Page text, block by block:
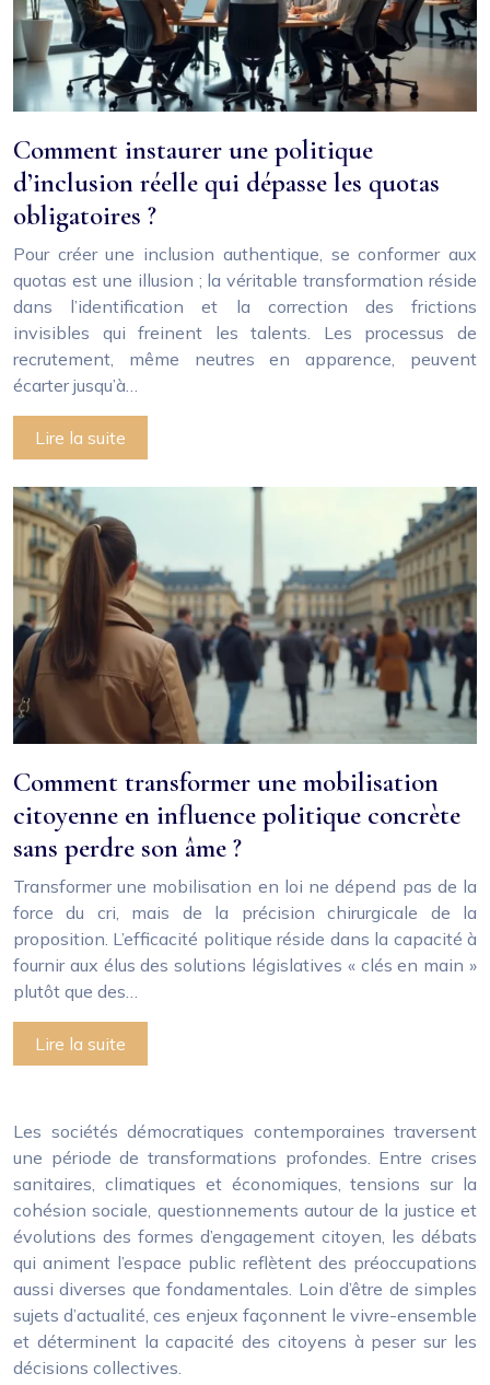
Comment instaurer une politique
d’inclusion réelle qui dépasse les quotas
obligatoires ?
Pour créer une inclusion authentique, se conformer aux
quotas est une illusion ; la véritable transformation réside
dans l’identification et la correction des frictions
invisibles qui freinent les talents. Les processus de
recrutement, même neutres en apparence, peuvent
écarter jusqu’à…
Lire la suite
Comment transformer une mobilisation
citoyenne en influence politique concrète
sans perdre son âme ?
Transformer une mobilisation en loi ne dépend pas de la
force du cri, mais de la précision chirurgicale de la
proposition. L’efficacité politique réside dans la capacité à
fournir aux élus des solutions législatives « clés en main »
plutôt que des…
Lire la suite
Les sociétés démocratiques contemporaines traversent
une période de transformations profondes. Entre crises
sanitaires, climatiques et économiques, tensions sur la
cohésion sociale, questionnements autour de la justice et
évolutions des formes d’engagement citoyen, les débats
qui animent l’espace public reflètent des préoccupations
aussi diverses que fondamentales. Loin d’être de simples
sujets d’actualité, ces enjeux façonnent le vivre-ensemble
et déterminent la capacité des citoyens à peser sur les
décisions collectives.